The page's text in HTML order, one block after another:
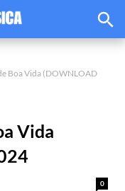
Boa Vida (DOWNLOAD
Vida
0